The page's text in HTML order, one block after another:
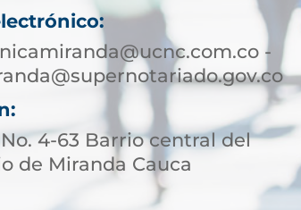
-
No. 4-63 Barrio central del
de Miranda Cauca